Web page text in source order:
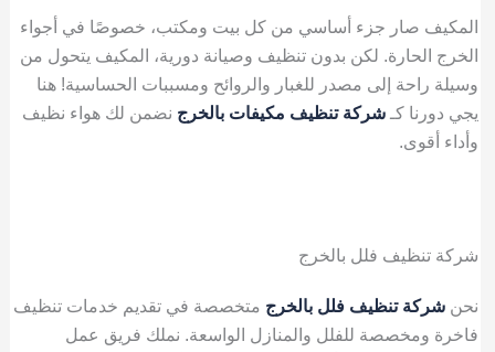
المكيف صار جزء أساسي من كل بيت ومكتب، خصوصًا في أجواء
الخرج الحارة. لكن بدون تنظيف وصيانة دورية، المكيف يتحول من
وسيلة راحة إلى مصدر للغبار والروائح ومسببات الحساسية! هنا
يجي دورنا كـ شركة تنظيف مكيفات بالخرج نضمن لك هواء نظيف
وأداء أقوى.
شركة تنظيف فلل بالخرج
نحن شركة تنظيف فلل بالخرج متخصصة في تقديم خدمات تنظيف
فاخرة ومخصصة للفلل والمنازل الواسعة. نملك فريق عمل